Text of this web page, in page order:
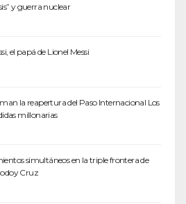
y guerra nuclear
el papá de Lionel Messi
la reapertura del Paso Internacional Los
millonarias
simultáneos en la triple frontera de
Cruz